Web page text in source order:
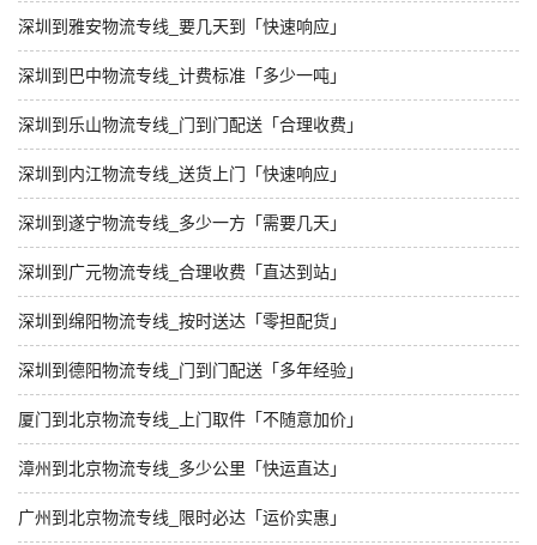
深圳到雅安物流专线_要几天到「快速响应」
深圳到巴中物流专线_计费标准「多少一吨」
深圳到乐山物流专线_门到门配送「合理收费」
深圳到内江物流专线_送货上门「快速响应」
深圳到遂宁物流专线_多少一方「需要几天」
深圳到广元物流专线_合理收费「直达到站」
深圳到绵阳物流专线_按时送达「零担配货」
深圳到德阳物流专线_门到门配送「多年经验」
厦门到北京物流专线_上门取件「不随意加价」
漳州到北京物流专线_多少公里「快运直达」
广州到北京物流专线_限时必达「运价实惠」